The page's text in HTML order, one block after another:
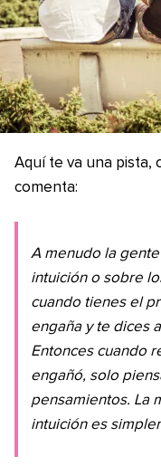
Aquí te va una pista,
comenta:
A menudo la
intuición o sobre
cuando tienes el
engaña y te dices
Entonces cuando
engañó, solo
pensamientos. La
intuición es